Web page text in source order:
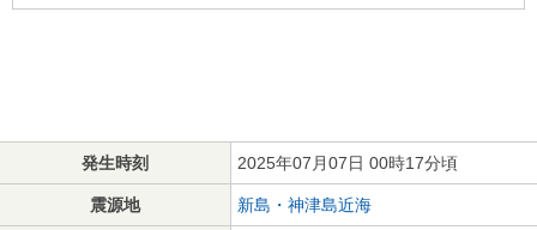
発生時刻 2025年07月07日 00時17分頃
震源地 新島・神津島近海